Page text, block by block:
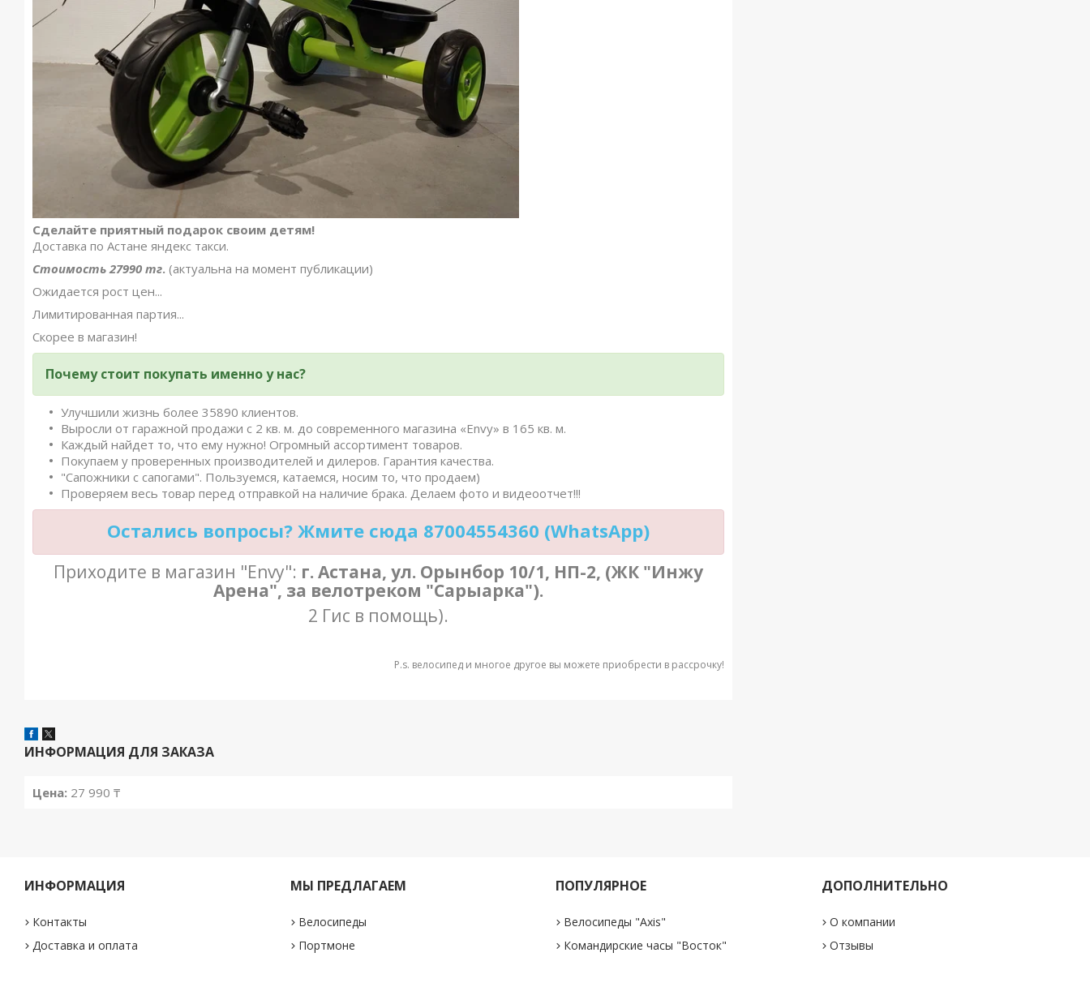
Сделайте приятный подарок своим детям!
Доставка по Астане яндекс такси.
Стоимость 27990 тг. (актуальна на момент публикации)
Ожидается рост цен...
Лимитированная партия...
Скорее в магазин!
Почему стоит покупать именно у нас?
Улучшили жизнь более 35890 клиентов.
Выросли от гаражной продажи с 2 кв. м. до современного магазина «Envy» в 165 кв. м.
Каждый найдет то, что ему нужно! Огромный ассортимент товаров.
Покупаем у проверенных производителей и дилеров. Гарантия качества.
"Сапожники с сапогами". Пользуемся, катаемся, носим то, что продаем)
Проверяем весь товар перед отправкой на наличие брака. Делаем фото и видеоотчет!!!
Остались вопросы? Жмите сюда 87004554360 (WhatsApp)
Приходите в магазин "Envy": г. Астана, ул. Орынбор 10/1, НП-2, (ЖК "Инжу
Арена", за велотреком "Сарыарка").
2 Гис в помощь).
P.s. велосипед и многое другое вы можете приобрести в рассрочку!
ИНФОРМАЦИЯ ДЛЯ ЗАКАЗА
Цена: 27 990 ₸
ИНФОРМАЦИЯ
Контакты
Доставка и оплата
МЫ ПРЕДЛАГАЕМ
Велосипеды
Портмоне
ПОПУЛЯРНОЕ
Велосипеды "Axis"
Командирские часы "Восток"
ДОПОЛНИТЕЛЬНО
О компании
Отзывы